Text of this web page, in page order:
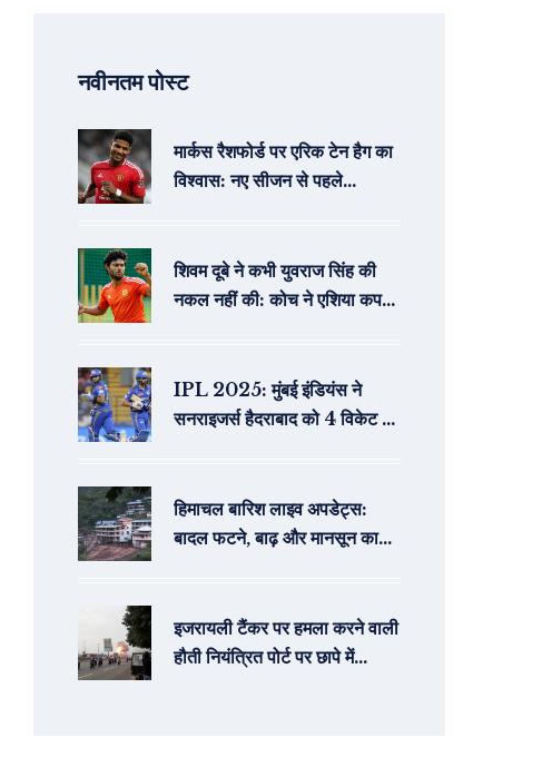
नवीनतम पोस्ट
मार्कस रैशफोर्ड पर एरिक टेन हैग का
विश्वास: नए सीजन से पहले
शिवम दूबे ने कभी युवराज सिंह की
नकल नहीं की: कोच ने एशिया कप
IPL 2025: मुंबई इंडियंस ने
सनराइजर्स हैदराबाद को 4 विकेट से
हिमाचल बारिश लाइव अपडेट्स:
बादल फटने, बाढ़ और मानसून का
इजरायली टैंकर पर हमला करने वाली
हौती नियंत्रित पोर्ट पर छापे में